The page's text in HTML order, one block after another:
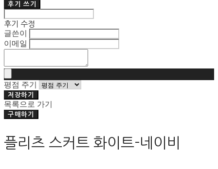
후기 쓰기
후기 수정
글쓴이
이메일
평점 주기
저장하기
목록으로 가기
구매하기
플리츠 스커트 화이트-네이비